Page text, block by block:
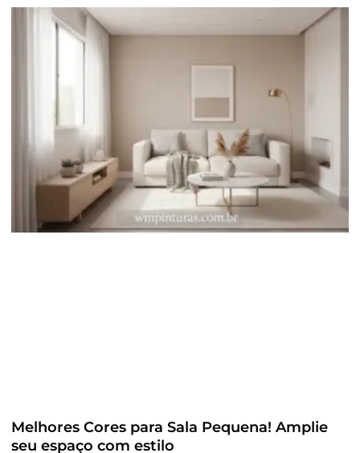
Melhores Cores para Sala Pequena! Amplie
seu espaço com estilo